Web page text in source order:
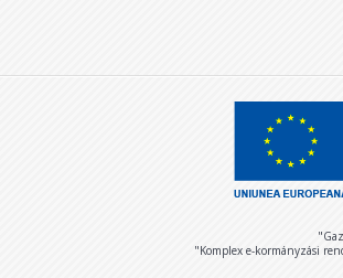
"Komplex e-kormányzási